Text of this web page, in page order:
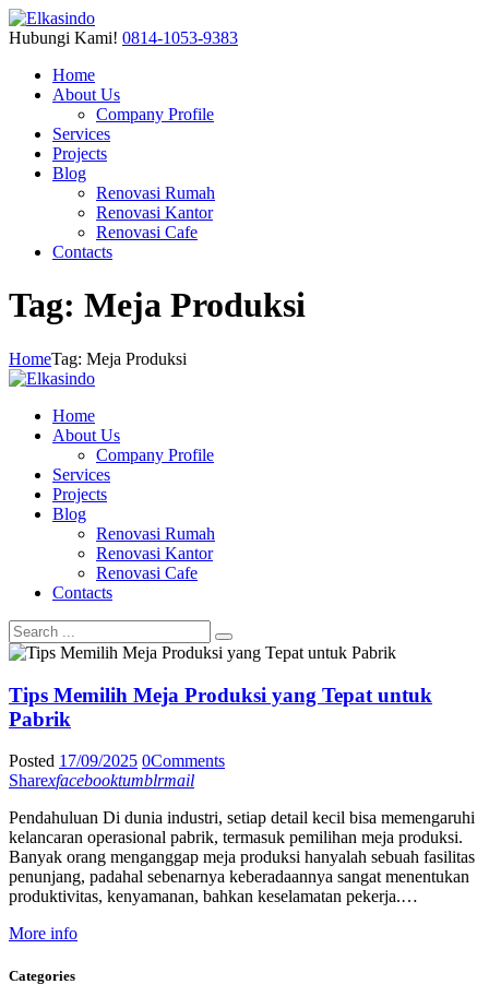
Hubungi Kami! 0814-1053-9383
Home
About Us
Company Profile
Services
Projects
Blog
Renovasi Rumah
Renovasi Kantor
Renovasi Cafe
Contacts
Tag: Meja Produksi
HomeTag: Meja Produksi
Home
About Us
Company Profile
Services
Projects
Blog
Renovasi Rumah
Renovasi Kantor
Renovasi Cafe
Contacts
Tips Memilih Meja Produksi yang Tepat untuk
Pabrik
Posted 17/09/2025 0Comments
Sharexfacebooktumblrmail
Pendahuluan Di dunia industri, setiap detail kecil bisa memengaruhi
kelancaran operasional pabrik, termasuk pemilihan meja produksi.
Banyak orang menganggap meja produksi hanyalah sebuah fasilitas
penunjang, padahal sebenarnya keberadaannya sangat menentukan
produktivitas, kenyamanan, bahkan keselamatan pekerja.…
More info
Categories